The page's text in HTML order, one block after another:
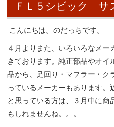
ＦＬ５シビック サ
こんにちは。のだっちです。
４月よりまた、いろいろなメー
きております。純正部品やオイ
品から、足回り・マフラー・ク
っているメーカーもあります。
と思っている方は、３月中に商
もしれませんね。。。